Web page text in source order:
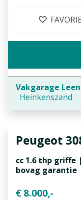
Vakgarage
Heinkenszand
Peugeot
cc 1.6 thp
bovag garantie
€ 8.000,-